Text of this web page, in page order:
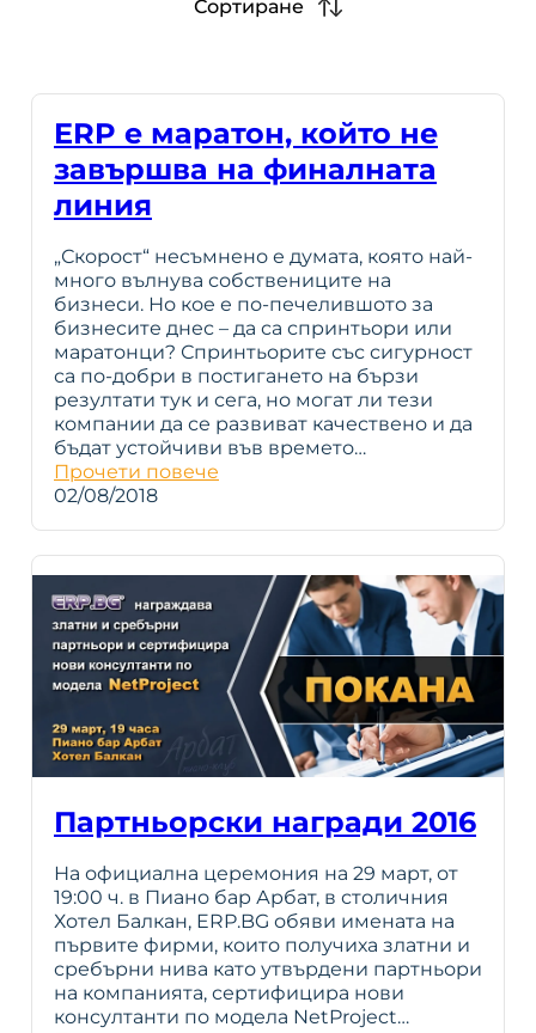
Сортиране
ERP е маратон, който не
завършва на финалната
линия
„Скорост“ несъмнено е думата, която най-
много вълнува собствениците на
бизнеси. Но кое е по-печелившото за
бизнесите днес – да са спринтьори или
маратонци? Спринтьорите със сигурност
са по-добри в постигането на бързи
резултати тук и сега, но могат ли тези
компании да се развиват качествено и да
бъдат устойчиви във времето…
Прочети повече
02/08/2018
Партньорски награди 2016
На официална церемония на 29 март, от
19:00 ч. в Пиано бар Арбат, в столичния
Хотел Балкан, ERP.BG обяви имената на
първите фирми, които получиха златни и
сребърни нива като утвърдени партньори
на компанията, сертифицира нови
консултанти по модела NetProject…